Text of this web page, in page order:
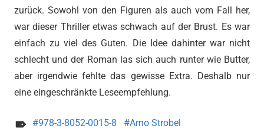
zurück. Sowohl von den Figuren als auch vom Fall her,
war dieser Thriller etwas schwach auf der Brust. Es war
einfach zu viel des Guten. Die Idee dahinter war nicht
schlecht und der Roman las sich auch runter wie Butter,
aber irgendwie fehlte das gewisse Extra. Deshalb nur
eine eingeschränkte Leseempfehlung.
978-3-8052-0015-8
Arno Strobel